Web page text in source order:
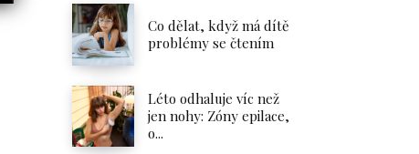
Co dělat, když má dítě
problémy se čtením
Léto odhaluje víc než
jen nohy: Zóny epilace,
o...